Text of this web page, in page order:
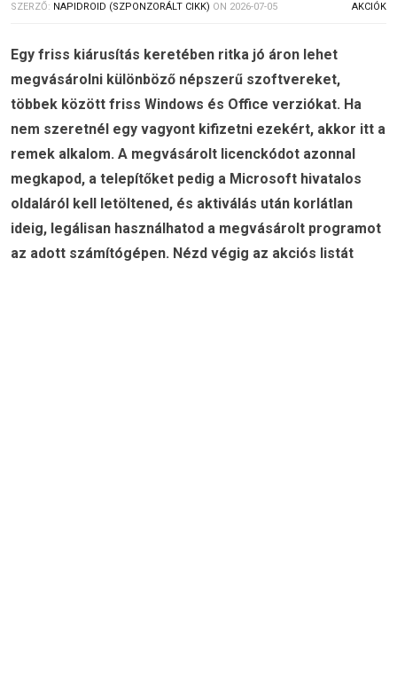
SZERZŐ: NAPIDROID (SZPONZORÁLT CIKK) ON 2026-07-05 AKCIÓK
Egy friss kiárusítás keretében ritka jó áron lehet
megvásárolni különböző népszerű szoftvereket,
többek között friss Windows és Office verziókat. Ha
nem szeretnél egy vagyont kifizetni ezekért, akkor itt a
remek alkalom. A megvásárolt licenckódot azonnal
megkapod, a telepítőket pedig a Microsoft hivatalos
oldaláról kell letöltened, és aktiválás után korlátlan
ideig, legálisan használhatod a megvásárolt programot
az adott számítógépen. Nézd végig az akciós listát